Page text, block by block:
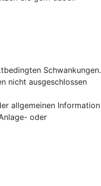
Schwankungen.
nicht ausgeschlossen
allgemeinen Information
oder